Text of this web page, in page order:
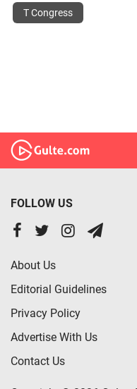
T Congress
FOLLOW US
About Us
Editorial Guidelines
Privacy Policy
Advertise With Us
Contact Us